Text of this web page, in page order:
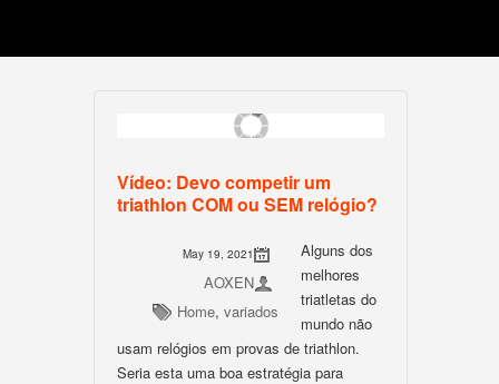
Vídeo: Devo competir um
triathlon COM ou SEM relógio?
May 19, 2021
AOXEN
Home, variados
Alguns dos
melhores
triatletas do
mundo não
usam relógios em provas de triathlon.
Seria esta uma boa estratégia para